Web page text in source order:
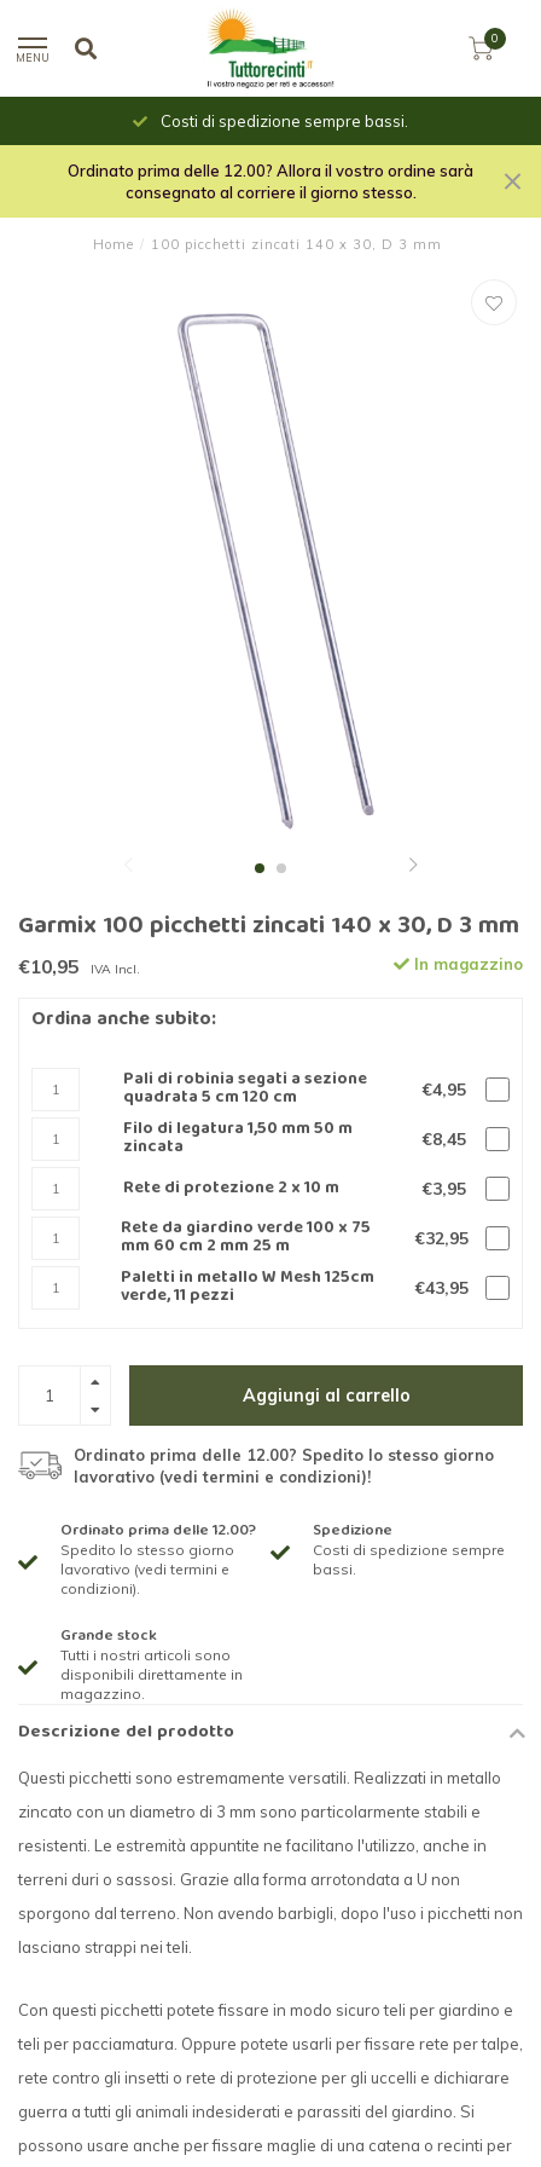
MENU
0
Costi di spedizione sempre bassi.
Ordinato prima delle 12.00? Allora il vostro ordine sarà
consegnato al corriere il giorno stesso.
Home / 100 picchetti zincati 140 x 30, D 3 mm
Garmix 100 picchetti zincati 140 x 30, D 3 mm
€10,95 IVA Incl. In magazzino
Ordina anche subito:
Pali di robinia segati a sezione
quadrata 5 cm 120 cm €4,95
Filo di legatura 1,50 mm 50 m
zincata €8,45
Rete di protezione 2 x 10 m €3,95
Rete da giardino verde 100 x 75
mm 60 cm 2 mm 25 m €32,95
Paletti in metallo W Mesh 125cm
verde, 11 pezzi €43,95
Aggiungi al carrello
Ordinato prima delle 12.00? Spedito lo stesso giorno
lavorativo (vedi termini e condizioni)!
Ordinato prima delle 12.00?
Spedito lo stesso giorno
lavorativo (vedi termini e
condizioni).
Spedizione
Costi di spedizione sempre
bassi.
Grande stock
Tutti i nostri articoli sono
disponibili direttamente in
magazzino.
Descrizione del prodotto
Questi picchetti sono estremamente versatili. Realizzati in metallo
zincato con un diametro di 3 mm sono particolarmente stabili e
resistenti. Le estremità appuntite ne facilitano l'utilizzo, anche in
terreni duri o sassosi. Grazie alla forma arrotondata a U non
sporgono dal terreno. Non avendo barbigli, dopo l'uso i picchetti non
lasciano strappi nei teli.
Con questi picchetti potete fissare in modo sicuro teli per giardino e
teli per pacciamatura. Oppure potete usarli per fissare rete per talpe,
rete contro gli insetti o rete di protezione per gli uccelli e dichiarare
guerra a tutti gli animali indesiderati e parassiti del giardino. Si
possono usare anche per fissare maglie di una catena o recinti per